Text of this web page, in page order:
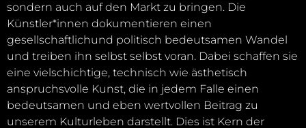
sondern auch auf den Markt zu bringen. Die
Künstler*innen dokumentieren einen
gesellschaftlichund politisch bedeutsamen Wandel
und treiben ihn selbst selbst voran. Dabei schaffen sie
eine vielschichtige, technisch wie ästhetisch
anspruchsvolle Kunst, die in jedem Falle einen
bedeutsamen und eben wertvollen Beitrag zu
unserem Kulturleben darstellt. Dies ist Kern der